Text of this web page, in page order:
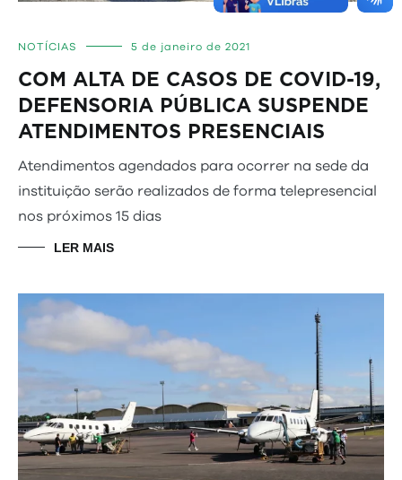
NOTÍCIAS 5 de janeiro de 2021
COM ALTA DE CASOS DE COVID-19,
DEFENSORIA PÚBLICA SUSPENDE
ATENDIMENTOS PRESENCIAIS
Atendimentos agendados para ocorrer na sede da
instituição serão realizados de forma telepresencial
nos próximos 15 dias
LER MAIS